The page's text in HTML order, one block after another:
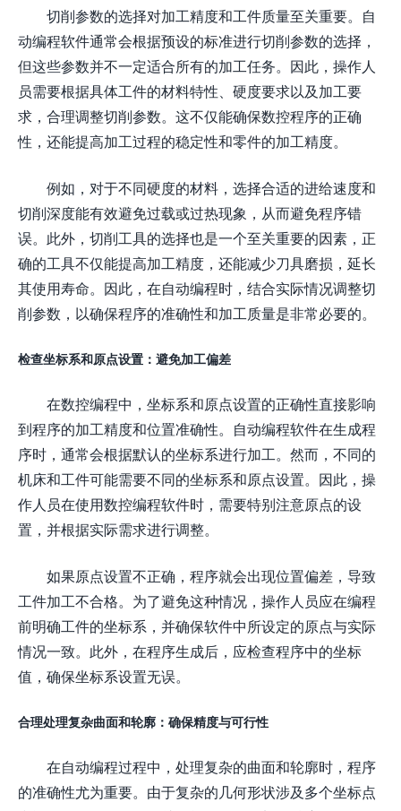
切削参数的选择对加工精度和工件质量至关重要。自
动编程软件通常会根据预设的标准进行切削参数的选择，
但这些参数并不一定适合所有的加工任务。因此，操作人
员需要根据具体工件的材料特性、硬度要求以及加工要
求，合理调整切削参数。这不仅能确保数控程序的正确
性，还能提高加工过程的稳定性和零件的加工精度。
例如，对于不同硬度的材料，选择合适的进给速度和
切削深度能有效避免过载或过热现象，从而避免程序错
误。此外，切削工具的选择也是一个至关重要的因素，正
确的工具不仅能提高加工精度，还能减少刀具磨损，延长
其使用寿命。因此，在自动编程时，结合实际情况调整切
削参数，以确保程序的准确性和加工质量是非常必要的。
检查坐标系和原点设置：避免加工偏差
在数控编程中，坐标系和原点设置的正确性直接影响
到程序的加工精度和位置准确性。自动编程软件在生成程
序时，通常会根据默认的坐标系进行加工。然而，不同的
机床和工件可能需要不同的坐标系和原点设置。因此，操
作人员在使用数控编程软件时，需要特别注意原点的设
置，并根据实际需求进行调整。
如果原点设置不正确，程序就会出现位置偏差，导致
工件加工不合格。为了避免这种情况，操作人员应在编程
前明确工件的坐标系，并确保软件中所设定的原点与实际
情况一致。此外，在程序生成后，应检查程序中的坐标
值，确保坐标系设置无误。
合理处理复杂曲面和轮廓：确保精度与可行性
在自动编程过程中，处理复杂的曲面和轮廓时，程序
的准确性尤为重要。由于复杂的几何形状涉及多个坐标点